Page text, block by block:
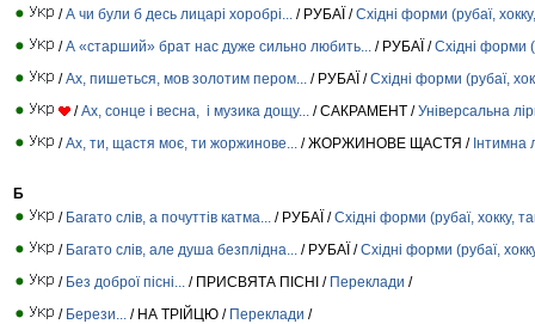
/А чи були б десь лицарі хоробрі... / РУБАЇ /Східні форми (рубаї,
/А «старший» брат нас дуже сильно любить... / РУБАЇ /Східні форми
/Ах, пишеться, мов золотим пером... / РУБАЇ /Східні форми (рубаї,
/Ах, сонце і весна, і музика дощу... / САКРАМЕНТ /Універсальна
/Ах, ти, щастя моє, ти жоржинове... / ЖОРЖИНОВЕ ЩАСТЯ / Інтимна
Б
/ Багато слів, а почуттів катма... / РУБАЇ /Східні форми (рубаї, хокку,
/ Багато слів, але душа безплідна... / РУБАЇ /Східні форми (рубаї,
/ Без доброї пісні... / ПРИСВЯТА ПІСНІ / Переклади /
/ Берези... / НА ТРІЙЦЮ / Переклади /